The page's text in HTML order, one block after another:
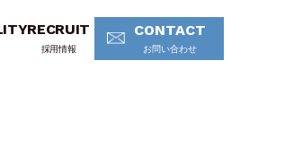
RECRUIT
採用情報
CONTACT
お問い合わせ